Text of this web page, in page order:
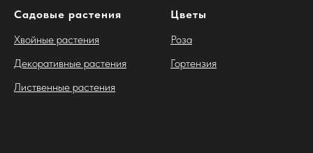
Садовые растения
Хвойные растения
Декоративные растения
Лиственные растения
Цветы
Роза
Гортензия